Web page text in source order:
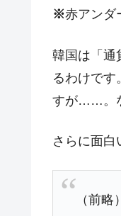
Fact1 日
Fact1 夏
Fact1 今
Fact1 奇
Fact1 平
Fact1
Fact1 日
※赤アンダ
韓国は「通
るわけです
すが……。
さらに面白
（前略）